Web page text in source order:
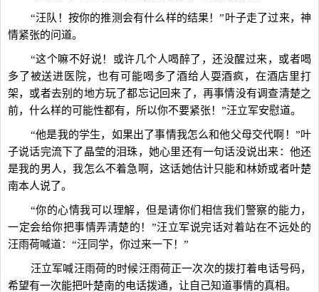
“汪队！按你的推测会有什么样的结果！”叶子走了过来，神
情紧张的问道。
“这个嘛不好说！或许几个人喝醉了，还没醒过来，或者喝
多了被送进医院，也有可能喝多了酒给人耍酒疯，在酒店里打
架，或者去别的地方玩了都忘记回来了，再事情没有调查清楚之
前，什么样的可能性都有，所以你不要紧张！”汪立军安慰道。
“他是我的学生，如果出了事情我怎么和他父母交代啊！”叶
子说话完流下了晶莹的泪珠，她心里还有一句话没说出来：他还
是我的男人，我怎么不着急啊，这话她估计只能和林娇或者叶楚
南本人说了。
“你的心情我可以理解，但是请你们相信我们警察的能力，
一定会给你把事情弄清楚的！”汪立军说完话对着站在不远处的
汪雨荷喊道：“汪同学，你过来一下！”
汪立军喊汪雨荷的时候汪雨荷正一次次的拨打着电话号码，
希望有一次能把叶楚南的电话拨通，让自己知道事情的真相。